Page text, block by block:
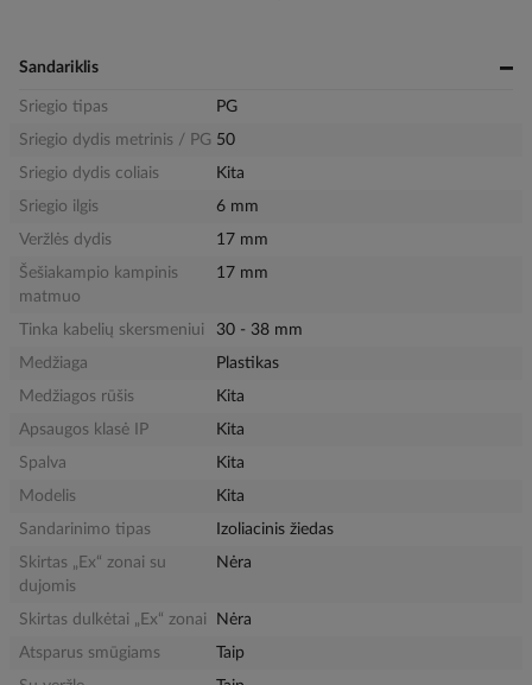
Sandariklis
Sriegio tipas
PG
Sriegio dydis metrinis / PG 50
Sriegio dydis coliais
Kita
Sriegio ilgis
6 mm
Veržlės dydis
17 mm
Šešiakampio kampinis
matmuo
17 mm
Tinka kabelių skersmeniui
30 - 38 mm
Medžiaga
Plastikas
Medžiagos rūšis
Kita
Apsaugos klasė IP
Kita
Spalva
Kita
Modelis
Kita
Sandarinimo tipas
Izoliacinis žiedas
Skirtas „Ex“ zonai su
dujomis
Nėra
Skirtas dulkėtai „Ex“ zonai
Nėra
Atsparus smūgiams
Taip